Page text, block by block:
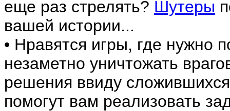
еще раз стрелять? Шутеры
вашей истории...
• Нравятся игры, где нужно
незаметно уничтожать
решения ввиду
помогут вам реализовать